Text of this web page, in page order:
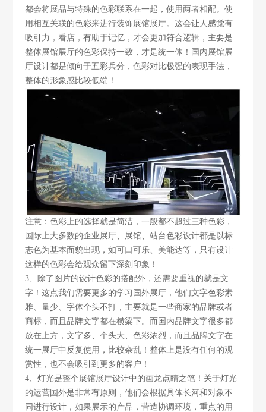
都会将展品与特殊的色彩联系在一起，使用两者相配。使
用相互关联的色彩来进行装饰展馆展厅。这会让人感觉有
吸引力，看店，有助于记忆，才会更加符合逻辑，主要是
整体展馆展厅的色彩保持一致，才是统一体！国内展馆展
厅设计都是倾向于五彩兵分，色彩对比极强的表现手法，
整体的形象感比较低端！
注意：色彩上的选择就是简洁，一般都不超过三种色彩，
国际上大多数的企业展厅、展馆、站台色彩设计都是以标
志色为基本面貌出现，如可口可乐、美能达等，只有设计
这样的色彩会给观众留下深刻印象！
3 、除了图片的设计色彩的搭配外，还需要重视的就是文
字！这点我们需要更多的学习国外展厅，他们文字色彩素
雅、量少、字体个头不打，主要就是一些商家的品牌或者
商标，而且品牌文字都在横梁下。而国内品牌文字很多都
放在上方，文字多、个头大、色彩浓烈，而且品牌文字在
统一展厅中反复使用，比较杂乱！整体上是没有任何的观
赏性，也不会吸引到更多的客户！
4 、灯光是整个展馆展厅设计中的画龙点睛之笔！关于灯光
的运营国外是非常有原则，他们会根据具体长河和对象不
同进行设计，如果展示的产品，营造协调环境，重点的用